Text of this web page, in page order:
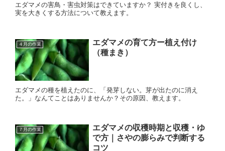
エダマメの害鳥・害虫対策はできていますか？ 実付きを良くし、
実を大きくする方法について教えます。
４月の作業
エダマメの育て方ー植え付け
（種まき）
エダマメの種を植えたのに、「発芽しない。芽が出たのに消え
た。」なんてことはありませんか？その原因、教えます。
７月の作業
エダマメの収穫時期と収穫・ゆ
で方｜さやの膨らみで判断する
コツ